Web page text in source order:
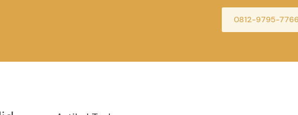
0812-9795-7766